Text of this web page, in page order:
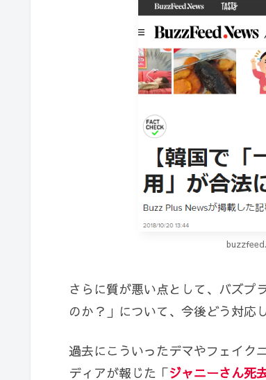
さらに質が悪い点として、バズプ
のか？」について、今後どう対応
過去にこういったデマやフェイク
ディアが報じた「ジャニーさん死